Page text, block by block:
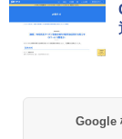
Google